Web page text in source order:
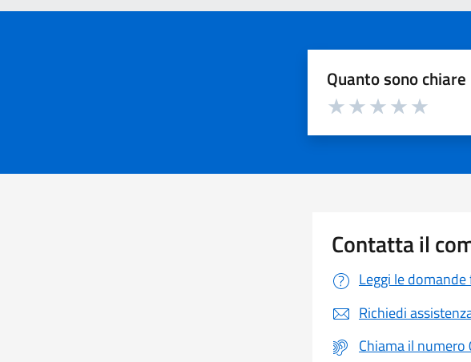
Quanto sono
Valuta da 1 a 5 stelle la pagina
Contatta il
Leggi le
Richiedi
Chiama il